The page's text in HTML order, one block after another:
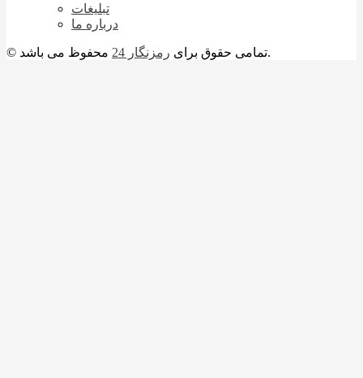
تبلیغات
درباره ما
© تمامی حقوق برای رمزنگار 24 محفوظ می باشد.